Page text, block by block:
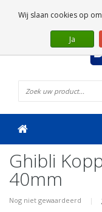
Ghibli
40mm
Nog niet gewaardeerd |
Wij slaan cookies op
Ja